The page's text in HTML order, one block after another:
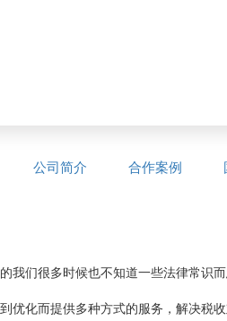
公司简介 合作案例
们很多时候也不知道一些法律常识
优化而提供多种方式的服务，解决税